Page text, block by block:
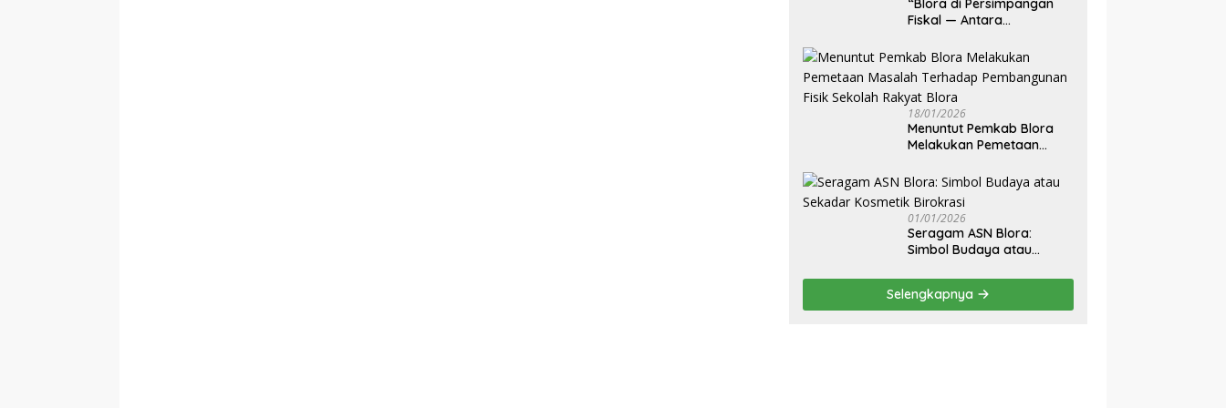
‎“Blora di Persimpangan
Fiskal — Antara
Transfer dan Kemandirian
Ekonomi Daerah”
18/01/2026
‎Menuntut Pemkab Blora
Melakukan Pemetaan
Pembangunan Fisik
Sekolah Rakyat Blora
01/01/2026
‎Seragam ASN Blora:
Simbol Budaya atau
Birokrasi
Selengkapnya